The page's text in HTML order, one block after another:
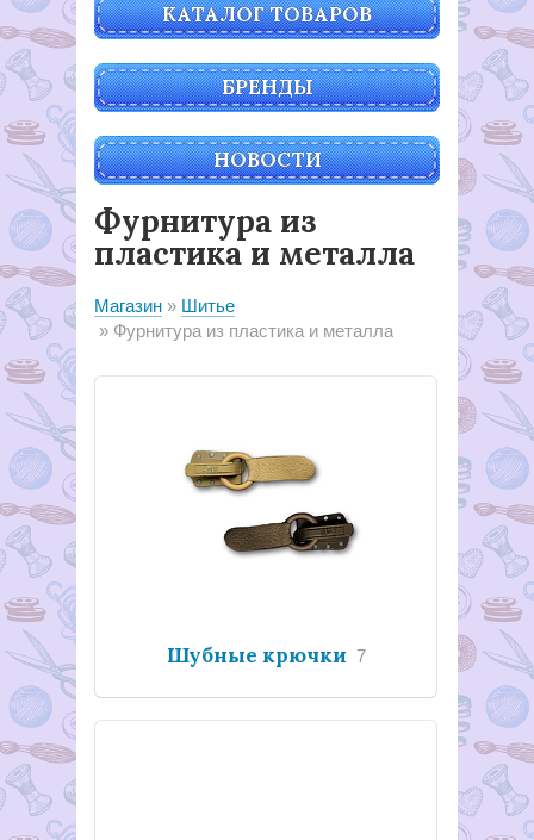
КАТАЛОГ ТОВАРОВ
БРЕНДЫ
НОВОСТИ
Фурнитура из
пластика и металла
Магазин
Шитье
Фурнитура из пластика и металла
Шубные крючки 7